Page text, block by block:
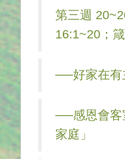
第三週
16:1~20；
──好家在有
──感恩會客
家庭」